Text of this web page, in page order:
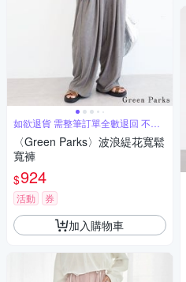
如欲退貨 需整筆訂單全數退回 不能
單退
〈Green Parks〉波浪緹花寬鬆
寬褲
$924
活動 券
加入購物車